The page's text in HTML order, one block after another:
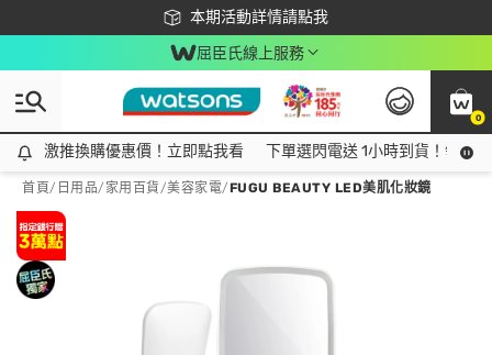
本期活動詳情請點我
下載app最高回饋$350
屈臣氏線上服務
0
激推換購優惠價！立即點我看
激推換購優惠價！立即點我看 下單選閃電送 1小時到貨！領神
首頁/ 日用品/ 家用百貨/美容家電/FUGU BEAUTY LED美肌化妝鏡